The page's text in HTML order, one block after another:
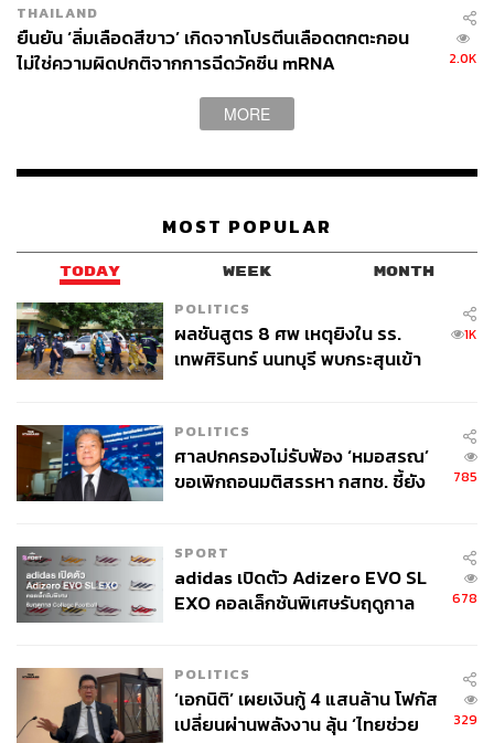
พสิษฐ์ คงคุณากรกุล
คนทำงานข่าวตัวเล็กๆ สนใจงาน
วารสารศาสตร์เชิงข้อมูล และสถานการณ์
THAILAND
ยืนยัน ‘ลิ่มเลือดสีขาว’ เกิดจากโปรตีนเลือดตกตะกอน
ไม่ใช่ความผิดปกติจากการฉีดวัคซีน mRNA
2.0K
MORE
MOST POPULAR
TODAY WEEK MONTH
POLITICS
ผลชันสูตร 8 ศพ เหตุยิงใน รร.
เทพศิรินทร์ นนทบุรี พบกระสุนเข้า
1K
POLITICS
ศาลปกครองไม่รับฟ้อง ‘หมอสรณ’
ขอเพิกถอนมติสรรหา กสทช. ชี้ยัง
785
SPORT
adidas เปิดตัว Adizero EVO SL
EXO คอลเล็กชันพิเศษรับฤดูกาล
678
POLITICS
‘เอกนิติ’ เผยเงินกู้ 4 แสนล้าน โฟกัส
เปลี่ยนผ่านพลังงาน ลุ้น ‘ไทยช่วย
329